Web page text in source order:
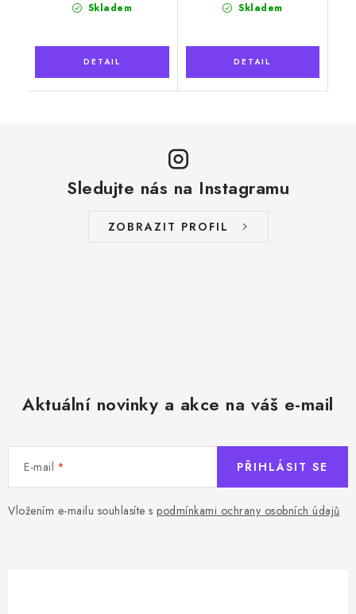
Skladem Skladem
Sledujte nás na Instagramu
ZOBRAZIT PROFIL
Aktuální novinky a akce na váš e-mail
E-mail
Vložením e-mailu souhlasíte s podmínkami ochrany osobních údajů
PŘIHLÁSIT SE